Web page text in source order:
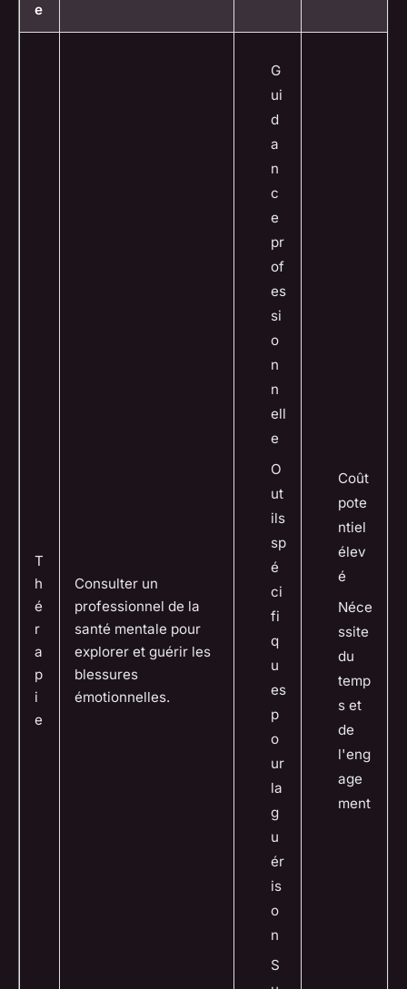
e
T
h
é
r
a
p
i
e
Consulter un
professionnel de la
santé mentale pour
explorer et guérir les
blessures
émotionnelles.
G
ui
d
a
n
c
e
pr
of
es
si
o
n
n
ell
e
O
ut
ils
sp
é
ci
fi
q
u
es
p
o
ur
la
g
u
ér
is
o
n
S
Coût
pote
ntiel
élev
é
Néce
ssite
du
temp
s et
de
l'eng
age
ment